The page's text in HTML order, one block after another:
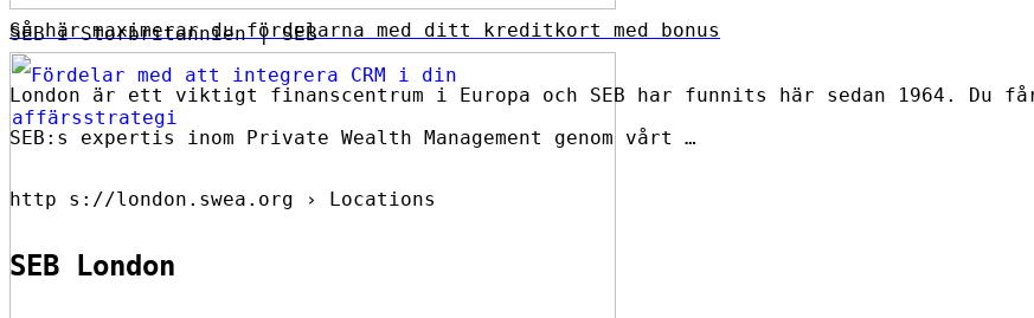
Så här maximerar du fördelarna med ditt kreditkort med bonus
SEB i Storbritannien | SEB
London är ett viktigt finanscentrum i Europa och SEB har funnits här sedan 1964.
SEB:s expertis inom Private Wealth Management genom vårt …
http s://london.swea.org › Locations
SEB London